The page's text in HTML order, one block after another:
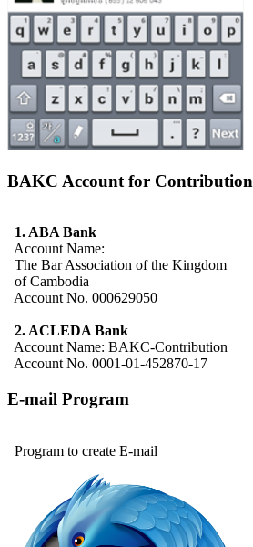
BAKC Account for Contribution
1. ABA Bank
Account Name:
The Bar Association of the Kingdom
of Cambodia
Account No. 000629050
2. ACLEDA Bank
Account Name: BAKC-Contribution
Account No. 0001-01-452870-17
E-mail Program
Program to create E-mail